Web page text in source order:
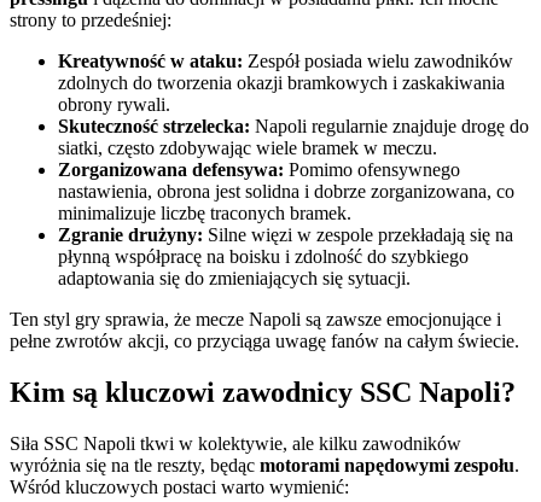
strony to przedeśniej:
Kreatywność w ataku: Zespół posiada wielu zawodników
zdolnych do tworzenia okazji bramkowych i zaskakiwania
obrony rywali.
Skuteczność strzelecka: Napoli regularnie znajduje drogę do
siatki, często zdobywając wiele bramek w meczu.
Zorganizowana defensywa: Pomimo ofensywnego
nastawienia, obrona jest solidna i dobrze zorganizowana, co
minimalizuje liczbę traconych bramek.
Zgranie drużyny: Silne więzi w zespole przekładają się na
płynną współpracę na boisku i zdolność do szybkiego
adaptowania się do zmieniających się sytuacji.
Ten styl gry sprawia, że mecze Napoli są zawsze emocjonujące i
pełne zwrotów akcji, co przyciąga uwagę fanów na całym świecie.
Kim są kluczowi zawodnicy SSC Napoli?
Siła SSC Napoli tkwi w kolektywie, ale kilku zawodników
wyróżnia się na tle reszty, będąc motorami napędowymi zespołu.
Wśród kluczowych postaci warto wymienić: